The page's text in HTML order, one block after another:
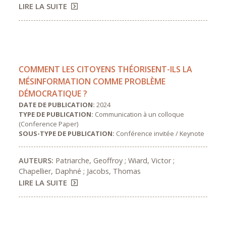
LIRE LA SUITE
COMMENT LES CITOYENS THÉORISENT-ILS LA
MÉSINFORMATION COMME PROBLÈME
DÉMOCRATIQUE ?
DATE DE PUBLICATION:2024
TYPE DE PUBLICATION: Communication à un colloque
(Conference Paper)
SOUS-TYPE DE PUBLICATION: Conférence invitée / Keynote
AUTEURS: Patriarche, Geoffroy ; Wiard, Victor ;
Chapellier, Daphné ; Jacobs, Thomas
LIRE LA SUITE